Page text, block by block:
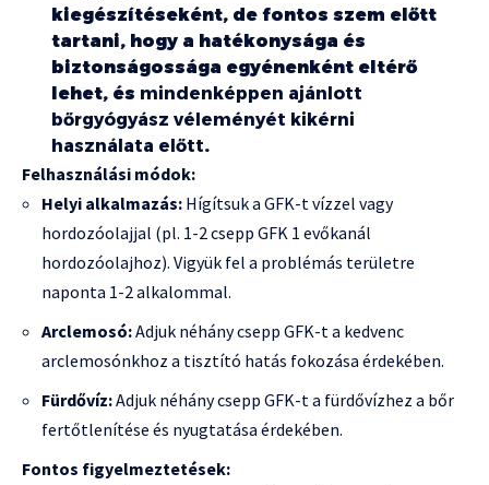
kiegészítéseként, de fontos szem előtt
tartani, hogy a hatékonysága és
biztonságossága egyénenként eltérő
lehet, és mindenképpen ajánlott
bőrgyógyász véleményét kikérni
használata előtt.
Felhasználási módok:
Helyi alkalmazás: Hígítsuk a GFK-t vízzel vagy
hordozóolajjal (pl. 1-2 csepp GFK 1 evőkanál
hordozóolajhoz). Vigyük fel a problémás területre
naponta 1-2 alkalommal.
Arclemosó:Adjuk néhány csepp GFK-t a kedvenc
arclemosónkhoz a tisztító hatás fokozása érdekében.
Fürdővíz:Adjuk néhány csepp GFK-t a fürdővízhez a bőr
fertőtlenítése és nyugtatása érdekében.
Fontos figyelmeztetések: